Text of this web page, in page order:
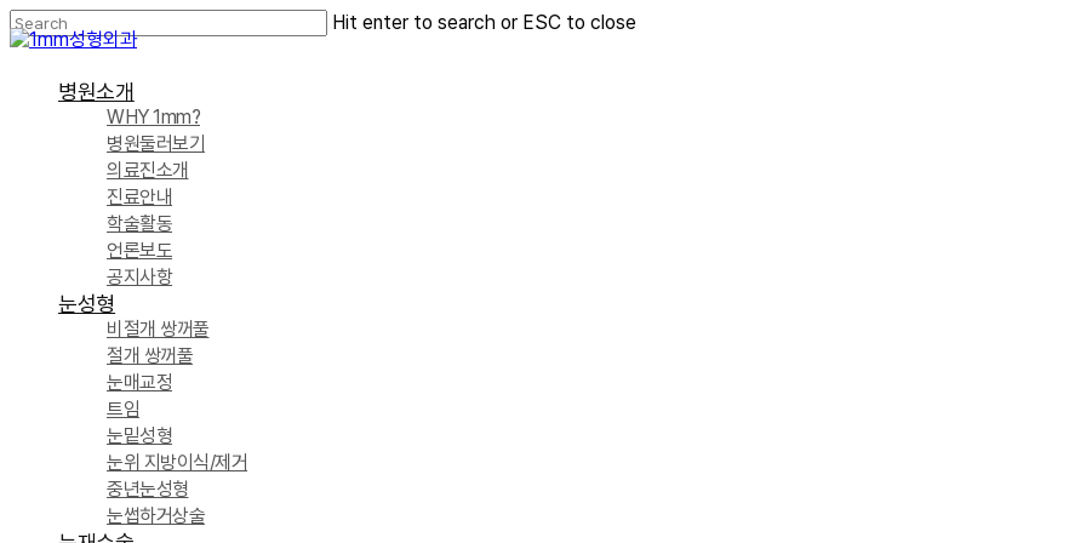
Skip
to
content
Hit enter to search or ESC to close
Close
병원소개
WHY 1mm?
병원둘러보기
의료진소개
진료안내
학술활동
언론보도
공지사항
눈성형
비절개 쌍꺼풀
절개 쌍꺼풀
눈매교정
트임
눈밑성형
눈위 지방이식/제거
중년눈성형
눈썹하거상술